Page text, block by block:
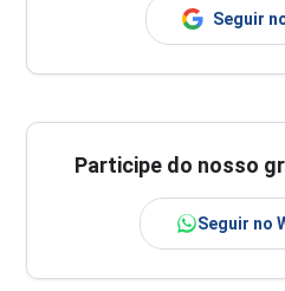
Seguir
Participe do nosso
Seguir no